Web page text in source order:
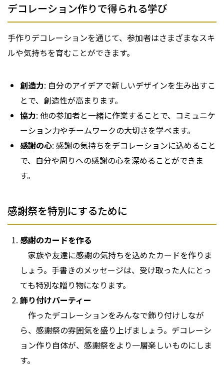
デコレーション作りで得られる学び
手作りデコレーションを通じて、参加者はさまざまなスキ
ルや気持ちを育むことができます。
創造力: 自分のアイデアで新しいデザインを生み出すこ
とで、創造性が高まります。
協力: 他の参加者と一緒に作業することで、コミュニケ
ーション力やチームワークの大切さを学べます。
感謝の心: 感謝の気持ちをデコレーションに込めること
で、自分や周りへの感謝の心を深めることができま
す。
感謝祭を特別にするために
感謝のカードを作る
家族や友達に感謝の気持ちを込めたカードを作りま
しょう。手書きのメッセージは、受け取った人にとっ
ても特別な贈り物になります。
飾り付けパーティー
作ったデコレーションをみんなで飾り付けしなが
ら、感謝祭の雰囲気を盛り上げましょう。デコレーシ
ョン作り自体が、感謝祭をより一層楽しいものにしま
す。